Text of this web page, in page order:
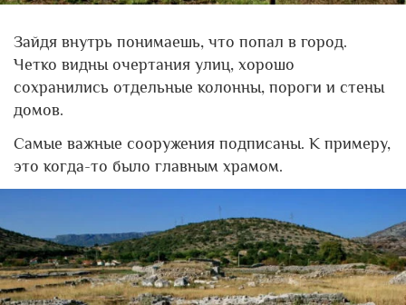
Зайдя внутрь понимаешь, что попал в город.
Четко видны очертания улиц, хорошо
сохранились отдельные колонны, пороги и стены
домов.
Самые важные сооружения подписаны. К примеру,
это когда-то было главным храмом.